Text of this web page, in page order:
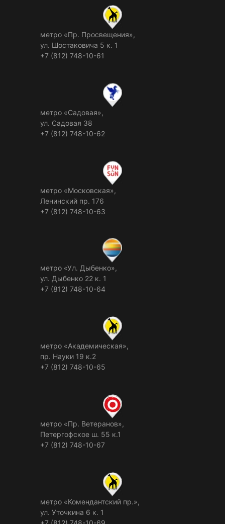
метро «Пр. Просвещения»,
ул. Шостаковича 5 к. 1
+7 (812) 748-10-61
метро «Садовая»,
ул. Садовая 38
+7 (812) 748-10-62
метро «Московская»,
Ленинский пр. 176
+7 (812) 748-10-63
метро «Ул. Дыбенко»,
ул. Дыбенко 22 к. 1
+7 (812) 748-10-64
метро «Академическая»,
пр. Науки 19 к.2
+7 (812) 748-10-65
метро «Пр. Ветеранов»,
Петергофское ш. 55 к.1
+7 (812) 748-10-67
метро «Комендантский пр.»,
ул. Уточкина 6 к. 1